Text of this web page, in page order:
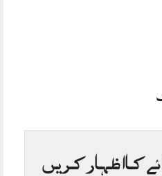
کا اظہار کریں